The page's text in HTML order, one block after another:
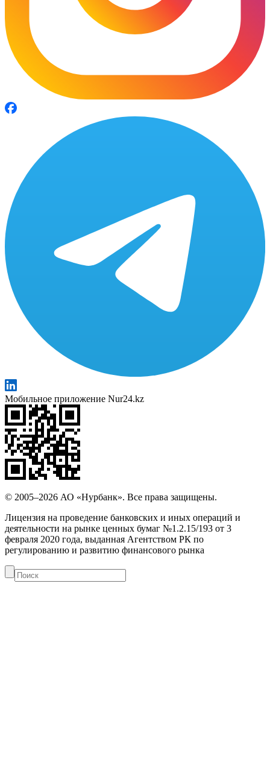
Мобильное приложение Nur24.kz
© 2005–2026 АО «Нурбанк». Все права защищены.
Лицензия на проведение банковских и иных операций и
деятельности на рынке ценных бумаг №1.2.15/193 от 3
февраля 2020 года, выданная Агентством РК по
регулированию и развитию финансового рынка